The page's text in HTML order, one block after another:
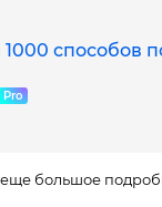
способов
большое